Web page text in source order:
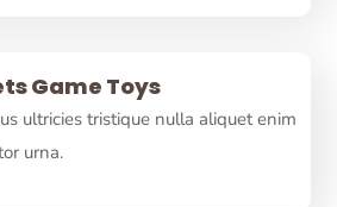
Game Toys
ultricies tristique nulla aliquet enim
urna.